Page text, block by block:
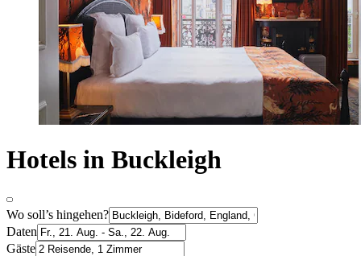
Hotels in Buckleigh
Wo soll’s hingehen?
Daten
Gäste